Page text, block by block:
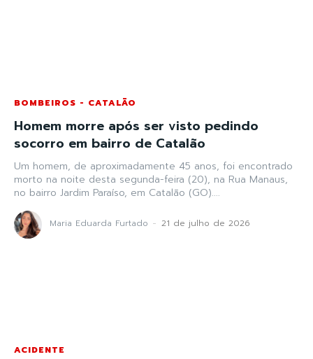
BOMBEIROS - CATALÃO
Homem morre após ser visto pedindo
socorro em bairro de Catalão
Um homem, de aproximadamente 45 anos, foi encontrado
morto na noite desta segunda-feira (20), na Rua Manaus,
no bairro Jardim Paraíso, em Catalão (GO)....
Maria Eduarda Furtado - 21 de julho de 2026
ACIDENTE